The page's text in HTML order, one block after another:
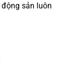
sản luôn